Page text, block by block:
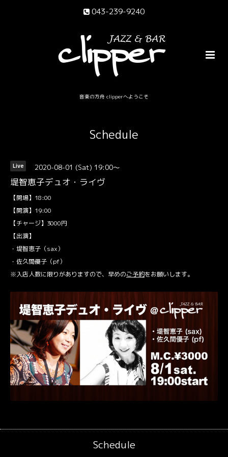
043-239-9240
音楽の方舟 clipperへようこそ
Schedule
Live 2020-08-01 (Sat) 19:00～
堤智恵子デュオ・ライヴ
【開場】18:00
【開演】19:00
【チャージ】3000円
【出演】
・堤智恵子（sax）
・佐久間優子（pf）
※入店人数に限りがありますので、早めのご予約をお願いします。
Schedule